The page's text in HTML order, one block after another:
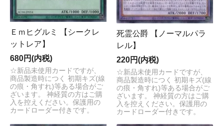
Ｅｍヒグルミ 【シークレ
ットレア】
680円(内税)
☆新品未使用カードですが、
商品製造時につく 初期キズ(線
の痕・角すれ)等ある場合がご
ざいます。 神経質の方はご購
入を控えください。保護用の
カードローダー付きです。
死霊公爵 【ノーマルパラ
レル】
220円(内税)
☆新品未使用カードですが、
商品製造時につく 初期キズ(線
の痕・角すれ)等ある場合がご
ざいます。 神経質の方はご購
入を控えください。保護用の
カードローダー付きです。